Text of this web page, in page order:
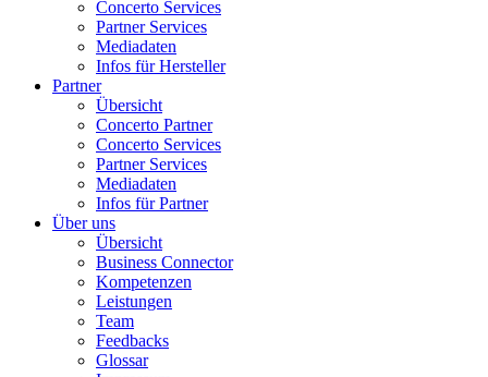
Concerto Services
Partner Services
Mediadaten
Infos für Hersteller
Partner
Übersicht
Concerto Partner
Concerto Services
Partner Services
Mediadaten
Infos für Partner
Über uns
Übersicht
Business Connector
Kompetenzen
Leistungen
Team
Feedbacks
Glossar